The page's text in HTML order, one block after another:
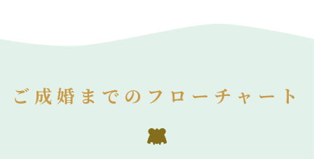
ご成婚までのフローチャート